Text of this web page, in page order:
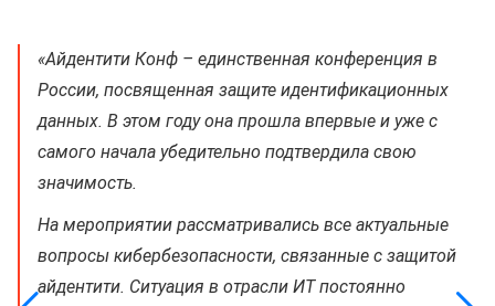
«Айдентити Конф – единственная конференция в
России, посвященная защите идентификационных
данных. В этом году она прошла впервые и уже с
самого начала убедительно подтвердила свою
значимость.
На мероприятии рассматривались все актуальные
вопросы кибербезопасности, связанные с защитой
айдентити. Ситуация в отрасли ИТ постоянно